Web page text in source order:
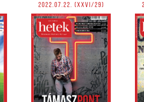
2022.07.22. (XXVI/29)